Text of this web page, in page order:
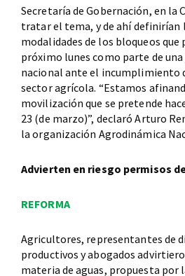
Secretaría de Gobernación, en la
tratar el tema, y de ahí definirían
modalidades de los bloqueos
próximo lunes como parte de
nacional ante el incumplimiento
sector agrícola. “Estamos
movilización que se pretende
23 (de marzo)”, declaró Arturo
la organización Agrodinámica
Advierten en riesgo permisos
REFORMA
Agricultores, representantes de
productivos y abogados
materia de aguas, propuesta por